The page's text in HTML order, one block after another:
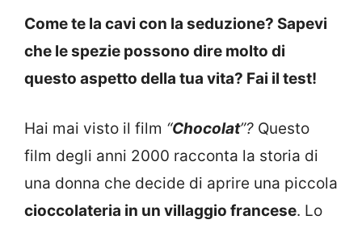
Come te la cavi con la seduzione? Sapevi
che le spezie possono dire molto di
questo aspetto della tua vita? Fai il test!
Hai mai visto il film “Chocolat”? Questo
film degli anni 2000 racconta la storia di
una donna che decide di aprire una piccola
cioccolateria in un villaggio francese. Lo